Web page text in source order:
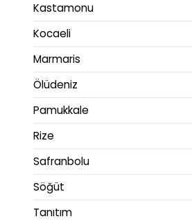
Kastamonu
Kocaeli
Marmaris
Ölüdeniz
Pamukkale
Rize
Safranbolu
Söğüt
Tanıtım